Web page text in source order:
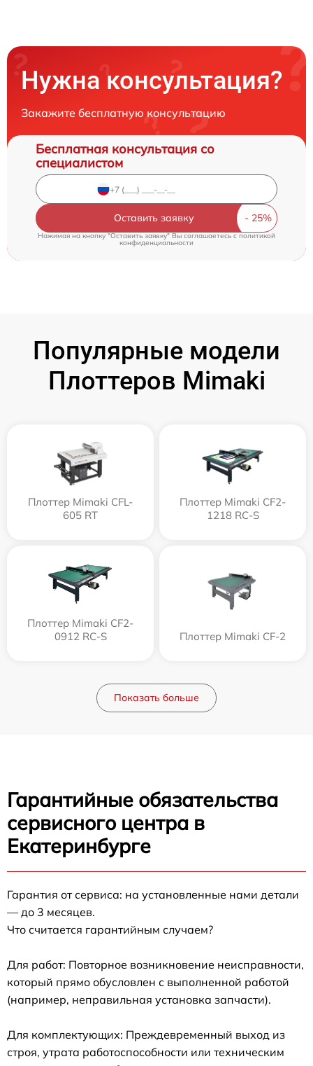
Нужна консультация?
Закажите бесплатную консультацию
Бесплатная консультация со
специалистом
Оставить заявку
Нажимая на кнопку "Оставить заявку" Вы соглашаетесь c политикой
конфиденциальности
Популярные модели
Плоттеров Mimaki
Плоттер Mimaki CFL-
605 RT
Плоттер Mimaki CF2-
1218 RC-S
Плоттер Mimaki CF2-
0912 RC-S
Плоттер Mimaki CF-2
Показать больше
Гарантийные обязательства
сервисного центра в
Екатеринбурге
Гарантия от сервиса: на установленные нами детали
— до 3 месяцев.
Что считается гарантийным случаем?
Для работ: Повторное возникновение неисправности,
который прямо обусловлен с выполненной работой
(например, неправильная установка запчасти).
Для комплектующих: Преждевременный выход из
строя, утрата работоспособности или техническим